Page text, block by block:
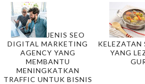
JENIS SEO
DIGITAL MARKETING
AGENCY YANG
MEMBANTU
MENINGKATKAN
TRAFFIC UNTUK BISNIS
KELEZATAN
YANG